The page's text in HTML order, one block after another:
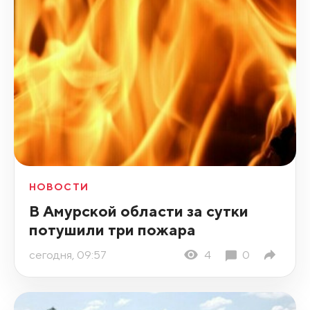
НОВОСТИ
В Амурской области за сутки
потушили три пожара
сегодня, 09:57 4 0